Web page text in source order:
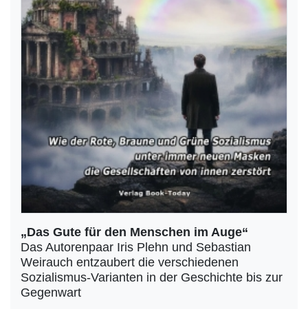
„Das Gute für den Menschen im Auge“
Das Autorenpaar Iris Plehn und Sebastian
Weirauch entzaubert die verschiedenen
Sozialismus-Varianten in der Geschichte bis zur
Gegenwart